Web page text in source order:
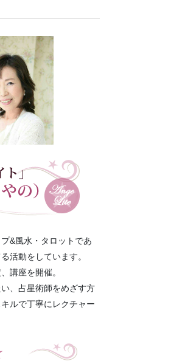
&風水・タロットであ
活動をしています。
講座を開催。
、占星術師をめざす方
ルで丁寧にレクチャー